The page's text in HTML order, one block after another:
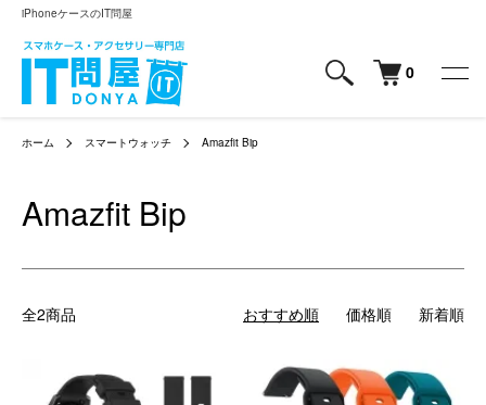
iPhoneケースのIT問屋
0
ホーム スマートウォッチ Amazfit Bip
Amazfit Bip
全2商品 おすすめ順 価格順 新着順